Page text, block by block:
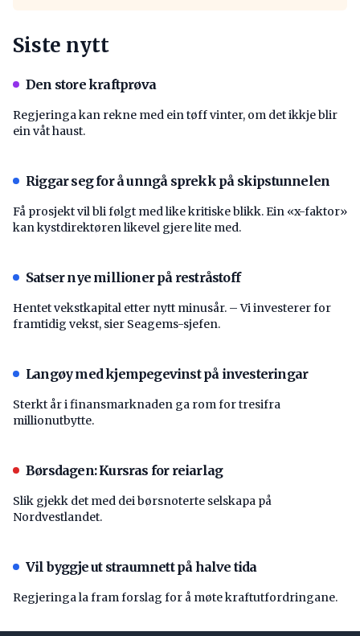
Siste nytt
Den store kraftprøva
Regjeringa kan rekne med ein tøff vinter, om det ikkje blir
ein våt haust.
Riggar seg for å unngå sprekk på skipstunnelen
Få prosjekt vil bli følgt med like kritiske blikk. Ein «x-faktor»
kan kystdirektøren likevel gjere lite med.
Satser nye millioner på restråstoff
Hentet vekstkapital etter nytt minusår. – Vi investerer for
framtidig vekst, sier Seagems-sjefen.
Langøy med kjempegevinst på investeringar
Sterkt år i finansmarknaden ga rom for tresifra
millionutbytte.
Børsdagen: Kursras for reiarlag
Slik gjekk det med dei børsnoterte selskapa på
Nordvestlandet.
Vil byggje ut straumnett på halve tida
Regjeringa la fram forslag for å møte kraftutfordringane.